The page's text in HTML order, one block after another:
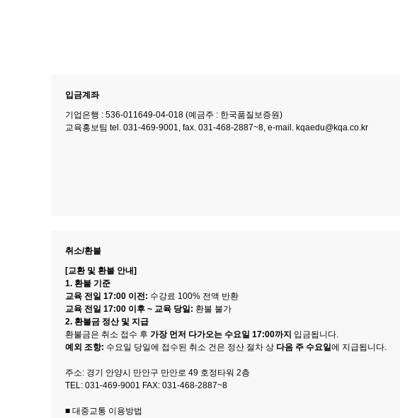
입금계좌
기업은행 : 536-011649-04-018 (예금주 : 한국품질보증원)
교육홍보팀 tel. 031-469-9001, fax. 031-468-2887~8, e-mail. kqaedu@kqa.co.kr
취소/환불
[교환 및 환불 안내]
1. 환불 기준
교육 전일 17:00 이전: 수강료 100% 전액 반환
교육 전일 17:00 이후 ~ 교육 당일: 환불 불가
2. 환불금 정산 및 지급
환불금은 취소 접수 후 가장 먼저 다가오는 수요일 17:00까지 입금됩니다.
예외 조항: 수요일 당일에 접수된 취소 건은 정산 절차 상 다음 주 수요일에 지급됩니다.
주소: 경기 안양시 만안구 만안로 49 호정타워 2층
TEL: 031-469-9001 FAX: 031-468-2887~8
■ 대중교통 이용방법